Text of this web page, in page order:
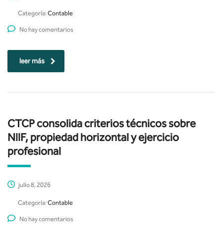
Categoría: Contable
No hay comentarios
leer más
CTCP consolida criterios técnicos sobre
NIIF, propiedad horizontal y ejercicio
profesional
julio 8, 2026
Categoría: Contable
No hay comentarios